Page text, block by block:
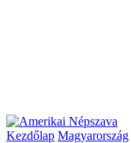
Kezdőlap Magyarország